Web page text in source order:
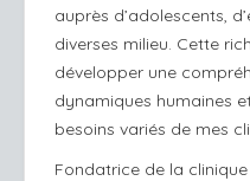
auprès d’adolescents,
diverses milieu. Cette
développer une
dynamiques humaines
besoins variés de mes
Fondatrice de la